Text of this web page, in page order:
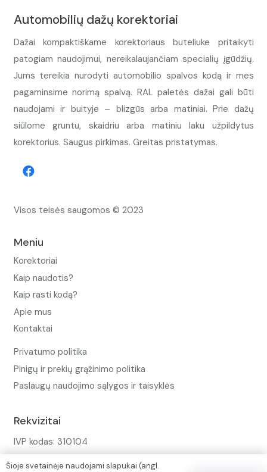
Automobilių dažų korektoriai
Dažai kompaktiškame korektoriaus buteliuke pritaikyti
patogiam naudojimui, nereikalaujančiam specialių įgūdžių.
Jums tereikia nurodyti automobilio spalvos kodą ir mes
pagaminsime norimą spalvą. RAL paletės dažai gali būti
naudojami ir buityje – blizgūs arba matiniai. Prie dažų
siūlome gruntu, skaidriu arba matiniu laku užpildytus
korektorius. Saugus pirkimas. Greitas pristatymas.
Visos teisės saugomos © 2023
Meniu
Korektoriai
Kaip naudotis?
Kaip rasti kodą?
Apie mus
Kontaktai
Privatumo politika
Pinigų ir prekių grąžinimo politika
Paslaugų naudojimo sąlygos ir taisyklės
Rekvizitai
IVP kodas: 310104
Šioje svetainėje naudojami slapukai (angl.